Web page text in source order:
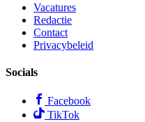
Vacatures
Redactie
Contact
Privacybeleid
Socials
Facebook
TikTok